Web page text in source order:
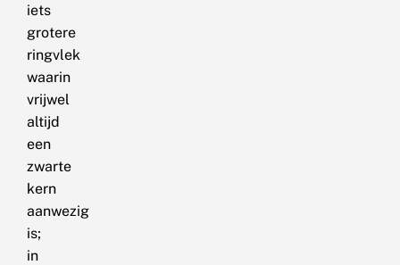
iets
grotere
ringvlek
waarin
vrijwel
altijd
een
zwarte
kern
aanwezig
is;
in